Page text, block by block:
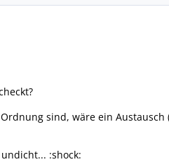
sind, wäre ein
:shock: